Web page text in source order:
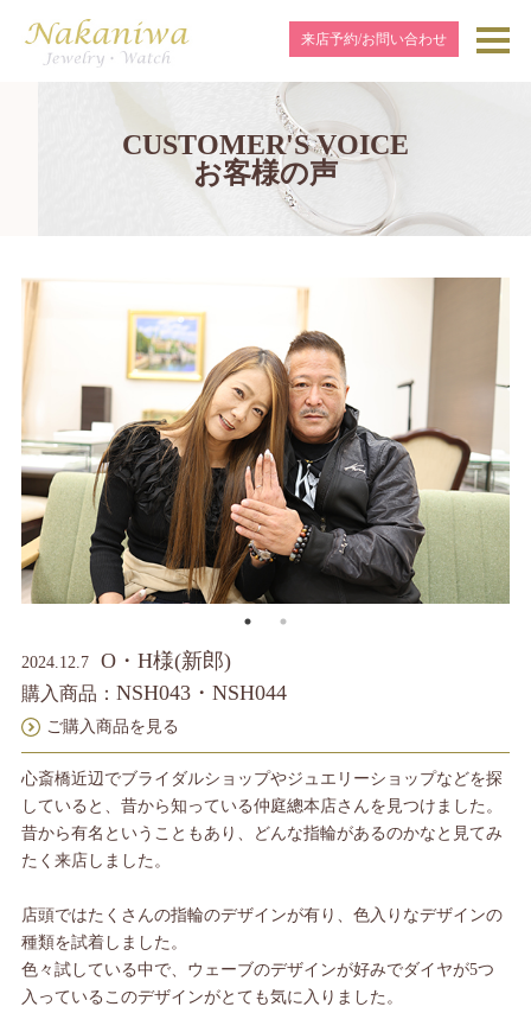
来店予約/お問い合わせ
CUSTOMER'S VOICE
お客様の声
2024.12.7 O・H様(新郎)
購入商品： NSH043・NSH044
ご購入商品を見る
心斎橋近辺でブライダルショップやジュエリーショップなどを探
していると、昔から知っている仲庭總本店さんを見つけました。
昔から有名ということもあり、どんな指輪があるのかなと見てみ
たく来店しました。
店頭ではたくさんの指輪のデザインが有り、色入りなデザインの
種類を試着しました。
色々試している中で、ウェーブのデザインが好みでダイヤが5つ
入っているこのデザインがとても気に入りました。